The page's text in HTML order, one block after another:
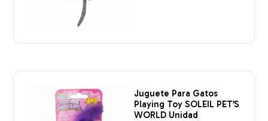
Juguete Para Gatos
Playing Toy SOLEIL PET’S
WORLD Unidad